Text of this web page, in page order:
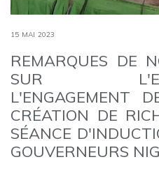
15 MAI 2023
REMARQUES DE
SUR
L'ENGAGEMENT
CRÉATION DE
SÉANCE
GOUVERNEURS